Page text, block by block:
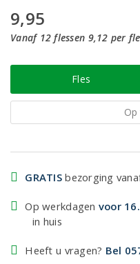
9,95
Vanaf 12 flessen 9,12 per
Fles
GRATIS bezorging
Op werkdagen voor
in huis
Heeft u vragen? Bel